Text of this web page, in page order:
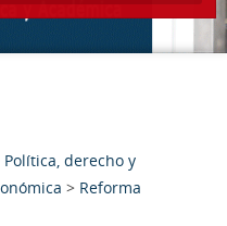
Política, derecho y
> Reforma